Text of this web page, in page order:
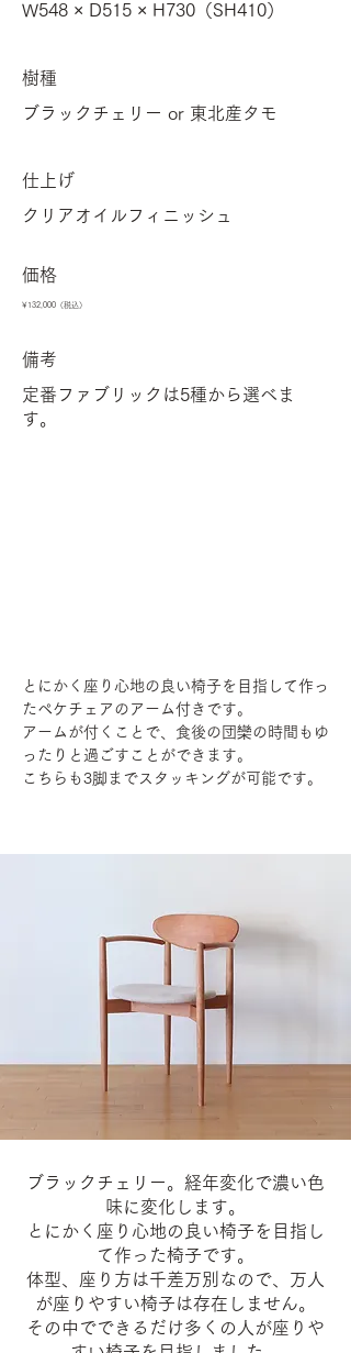
W548 × D515 × H730（SH410）
樹種
ブラックチェリー or 東北産タモ
仕上げ
クリアオイルフィニッシュ
価格
¥132,000（税込）
備考
定番ファブリックは5種から選べま
す。
とにかく座り心地の良い椅子を目指して作っ
たペケチェアのアーム付きです。
アームが付くことで、食後の団欒の時間もゆ
ったりと過ごすことができます。
こちらも3脚までスタッキングが可能です。
ブラックチェリー。経年変化で濃い色
味に変化します。
とにかく座り心地の良い椅子を目指し
て作った椅子です。
体型、座り方は千差万別なので、万人
が座りやすい椅子は存在しません。
その中でできるだけ多くの人が座りや